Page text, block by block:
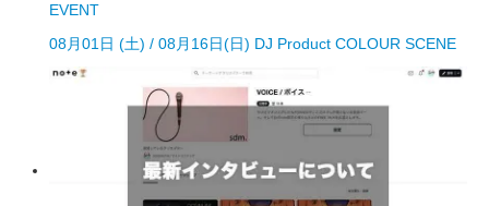
EVENT
08月01日 (土) / 08月16日(日) DJ Product COLOUR SCENE